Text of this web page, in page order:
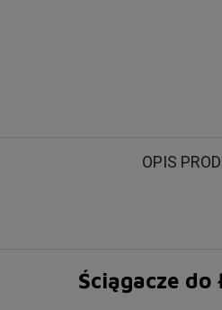
OPIS
Ściągacze do